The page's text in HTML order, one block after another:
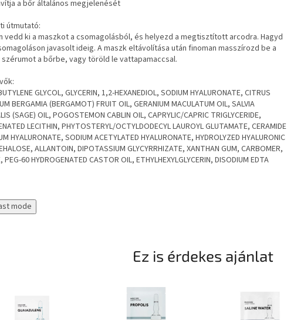
a bőr általános megjelenését
útmutató:
vedd ki a maszkot a csomagolásból, és helyezd a megtisztított arcodra. Hagyd
javasolt ideig. A maszk eltávolítása után finoman masszírozd be a
a bőrbe, vagy töröld le vattapamaccsal.
GLYCOL, GLYCERIN, 1,2-HEXANEDIOL, SODIUM HYALURONATE, CITRUS
BERGAMIA (BERGAMOT) FRUIT OIL, GERANIUM MACULATUM OIL, SALVIA
(SAGE) OIL, POGOSTEMON CABLIN OIL, CAPRYLIC/CAPRIC TRIGLYCERIDE,
LECITHIN, PHYTOSTERYL/OCTYLDODECYL LAUROYL GLUTAMATE, CERAMIDE
HYALURONATE, SODIUM ACETYLATED HYALURONATE, HYDROLYZED HYALURONIC
ALLANTOIN, DIPOTASSIUM GLYCYRRHIZATE, XANTHAN GUM, CARBOMER,
PEG-60 HYDROGENATED CASTOR OIL, ETHYLHEXYLGLYCERIN, DISODIUM EDTA
mode
Ez is érdekes ajánlat